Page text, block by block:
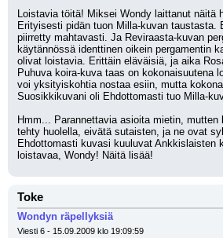
Loistavia töitä! Miksei Wondy laittanut näitä
Erityisesti pidän tuon Milla-kuvan taustasta.
piirretty mahtavasti. Ja Reviraasta-kuvan
käytännössä identtinen oikein pergamentin
olivat loistavia. Erittäin eläväisiä, ja aika
Puhuva koira-kuva taas on kokonaisuutena
voi yksityiskohtia nostaa esiin, mutta
Suosikkikuvani oli Ehdottomasti tuo Milla-
Hmm... Parannettavia asioita mietin,
tehty huolella, eivätä sutaisten, ja ne ovat
Ehdottomasti kuvasi kuuluvat Ankkislaisten
loistavaa, Wondy! Näitä lisää!
Toke
Wondyn räpellyksiä
Viesti 6 - 15.09.2009 klo 19:09:59